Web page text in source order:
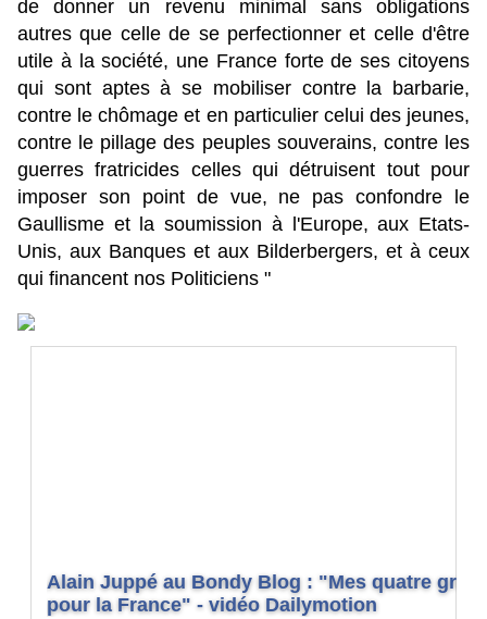
de donner un revenu minimal sans obligations
autres que celle de se perfectionner et celle d'être
utile à la société, une France forte de ses citoyens
qui sont aptes à se mobiliser contre la barbarie,
contre le chômage et en particulier celui des jeunes,
contre le pillage des peuples souverains, contre les
guerres fratricides celles qui détruisent tout pour
imposer son point de vue, ne pas confondre le
Gaullisme et la soumission à l'Europe, aux Etats-
Unis, aux Banques et aux Bilderbergers, et à ceux
qui financent nos Politiciens "
Alain Juppé au Bondy Blog : "Mes quatre
pour la France" - vidéo Dailymotion